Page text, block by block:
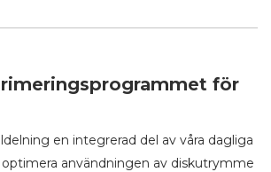
för
en integrerad del av våra dagliga
användningen av diskutrymme